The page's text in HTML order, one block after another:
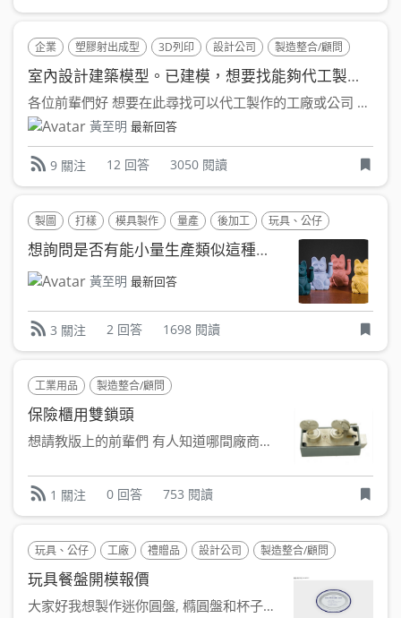
企業 塑膠射出成型 3D列印 設計公司 製造整合/顧問
室內設計建築模型。已建模，想要找能夠代工製作的廠商
各位前輩們好 想要在此尋找可以代工製作的工廠或公司 2...
黃至明 最新回答
9 關注 12 回答 3050 閱讀
製圖 打樣 模具製作 量產 後加工 玩具、公仔
想詢問是否有能小量生產類似這種手部會作動的招財貓的工廠?
黃至明 最新回答
3 關注 2 回答 1698 閱讀
工業用品 製造整合/顧問
保險櫃用雙鎖頭
想請教版上的前輩們 有人知道哪間廠商有在製作販售保險櫃用...
1 關注 0 回答 753 閱讀
玩具、公仔 工廠 禮贈品 設計公司 製造整合/顧問
玩具餐盤開模報價
大家好我想製作迷你圓盤, 橢圓盤和杯子圓盤 兩種尺寸:...